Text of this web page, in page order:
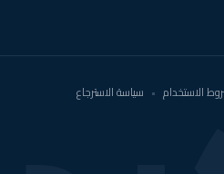
الاستخدام • سياسة الاسترجاع